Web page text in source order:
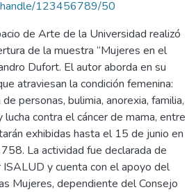
handle/123456789/50
de Arte de la Universidad realizó
de la muestra “Mujeres en el
Dufort. El autor aborda en su
atraviesan la condición femenina:
personas, bulimia, anorexia, familia,
contra el cáncer de mama, entre
exhibidas hasta el 15 de junio en
La actividad fue declarada de
y cuenta con el apoyo del
Mujeres, dependiente del Consejo